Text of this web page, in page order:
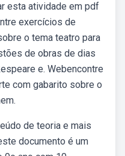
esta atividade em pdf
exercícios de
o tema teatro para
de obras de dias
e. Webencontre
com gabarito sobre o
de teoria e mais
documento é um